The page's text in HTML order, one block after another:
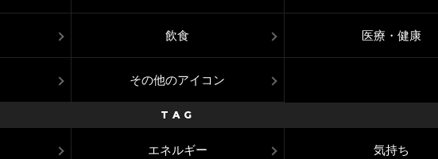
飲食 医療・健康
その他のアイコン
TAG
エネルギー 気持ち